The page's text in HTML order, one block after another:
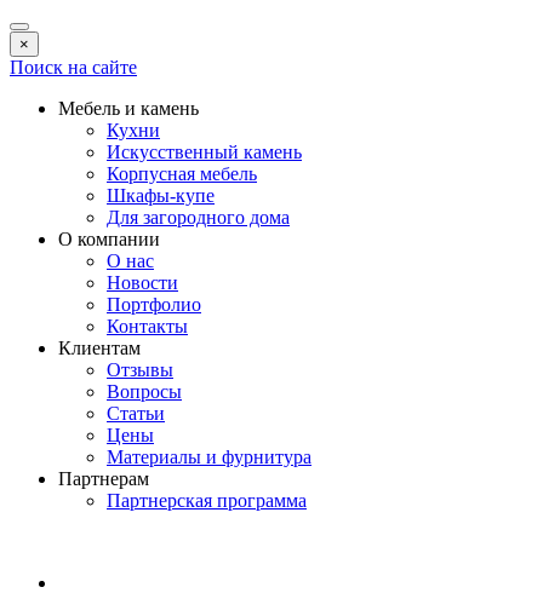
×
Поиск на сайте
Мебель и камень
Кухни
Искусственный камень
Корпусная мебель
Шкафы-купе
Для загородного дома
О компании
О нас
Новости
Портфолио
Контакты
Клиентам
Отзывы
Вопросы
Статьи
Цены
Материалы и фурнитура
Партнерам
Партнерская программа